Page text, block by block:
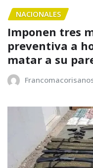
NACIONALES
Imponen tres
preventiva a
matar a su